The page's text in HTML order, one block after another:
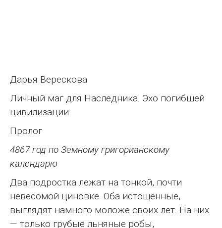
Дарья Верескова
Личный маг для Наследника. Эхо погибшей
цивилизации
Пролог
4867 год по Земному григорианскому
календарю
Два подростка лежат на тонкой, почти
невесомой циновке. Оба истощённые,
выглядят намного моложе своих лет. На них
— только грубые льняные робы,